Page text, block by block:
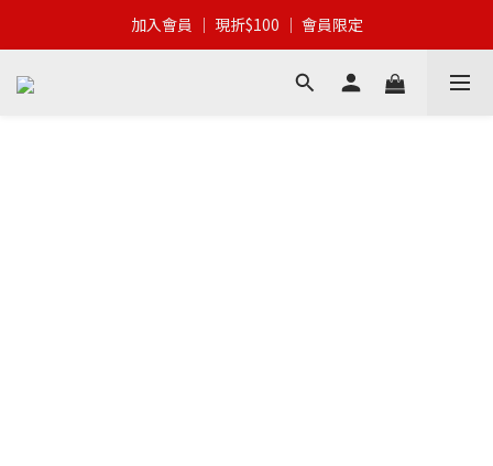
加入會員 │ 全館滿$399 │ 超商免運
加入會員 │ 現折$100 │ 會員限定
加入會員 │ 全館滿$399 │ 超商免運